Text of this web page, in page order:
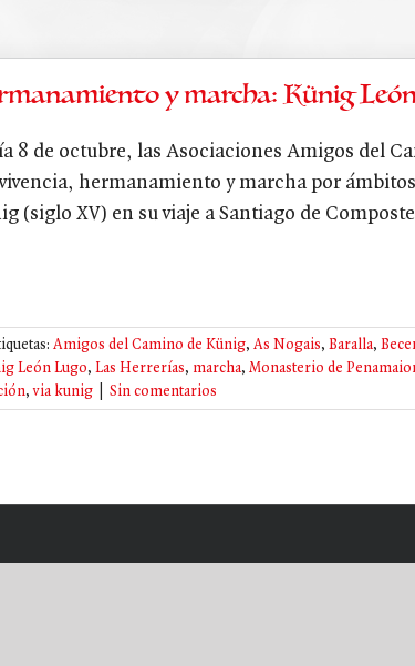
y marcha: Künig
8 de octubre, las Asociaciones Amigos del
hermanamiento y marcha por
(siglo XV) en su viaje a Santiago de
Amigos del Camino de Künig, As Nogais, Baralla,
León Lugo, Las Herrerías, marcha, Monasterio de
,via kunig Sin comentarios